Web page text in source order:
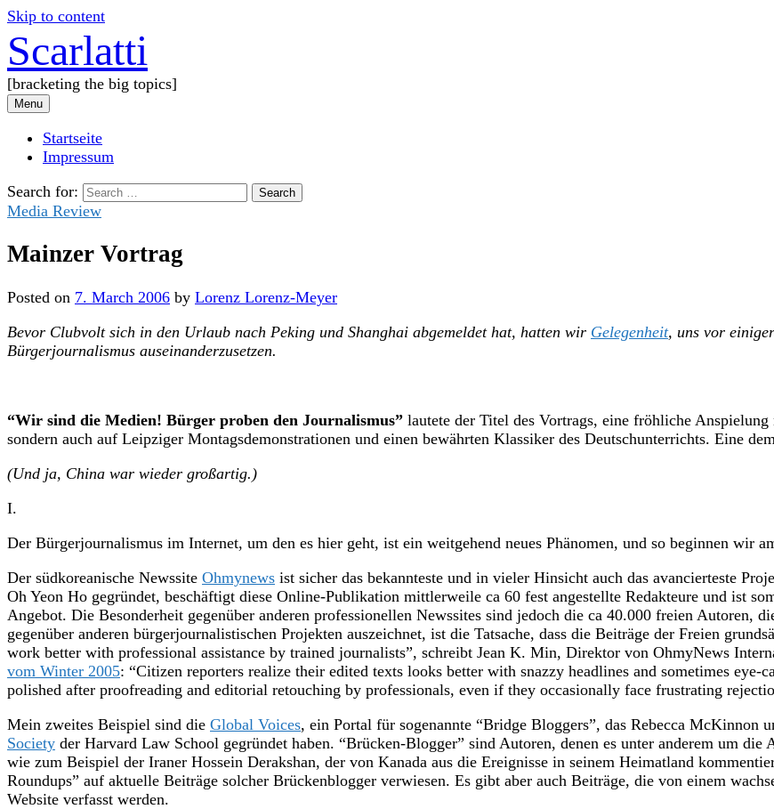
Skip to content
Scarlatti
[bracketing the big topics]
Menu
Startseite
Impressum
Search for:
Media Review
Mainzer Vortrag
Posted on 7. March 2006 by Lorenz Lorenz-Meyer
Bevor Clubvolt sich in den Urlaub nach Peking und Shanghai abgemeldet hat, hatten wir Gelegenheit, uns vor
Bürgerjournalismus auseinanderzusetzen.
“Wir sind die Medien! Bürger proben den Journalismus” lautete der Titel des Vortrags, eine fröhliche
sondern auch auf Leipziger Montagsdemonstrationen und einen bewährten Klassiker des Deutschunterrichts. Eine
(Und ja, China war wieder großartig.)
I.
Der Bürgerjournalismus im Internet, um den es hier geht, ist ein weitgehend neues Phänomen, und so beginnen wir
Der südkoreanische Newssite Ohmynews ist sicher das bekannteste und in vieler Hinsicht auch das avancierteste
Oh Yeon Ho gegründet, beschäftigt diese Online-Publikation mittlerweile ca 60 fest angestellte Redakteure und ist
Angebot. Die Besonderheit gegenüber anderen professionellen Newssites sind jedoch die ca 40.000 freien Autoren,
gegenüber anderen bürgerjournalistischen Projekten auszeichnet, ist die Tatsache, dass die Beiträge der Freien
work better with professional assistance by trained journalists”, schreibt Jean K. Min, Direktor von OhmyNews
vom Winter 2005: “Citizen reporters realize their edited texts looks better with snazzy headlines and sometimes
polished after proofreading and editorial retouching by professionals, even if they occasionally face frustrating
Mein zweites Beispiel sind die Global Voices, ein Portal für sogenannte “Bridge Bloggers”, das Rebecca McKinnon
Society der Harvard Law School gegründet haben. “Brücken-Blogger” sind Autoren, denen es unter anderem um
wie zum Beispiel der Iraner Hossein Derakshan, der von Kanada aus die Ereignisse in seinem Heimatland
Roundups” auf aktuelle Beiträge solcher Brückenblogger verwiesen. Es gibt aber auch Beiträge, die von einem
Website verfasst werden.